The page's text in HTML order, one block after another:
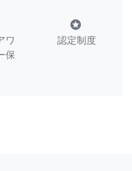
ワ
保
stars
認定制度